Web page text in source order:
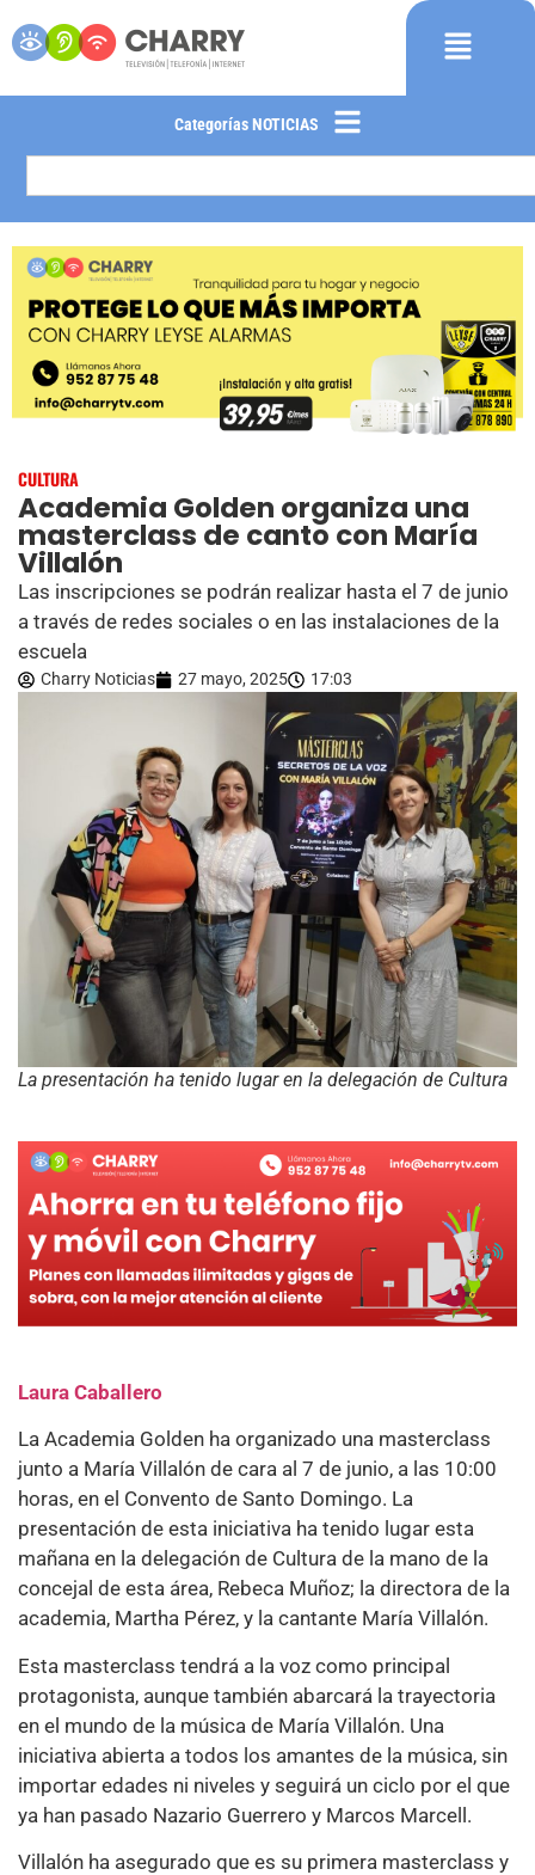
Categorías NOTICIAS
CULTURA
Academia Golden organiza una
masterclass de canto con María
Villalón
Las inscripciones se podrán realizar hasta el 7 de junio
a través de redes sociales o en las instalaciones de la
escuela
Charry Noticias 27 mayo, 2025 17:03
La presentación ha tenido lugar en la delegación de Cultura
Laura Caballero
La Academia Golden ha organizado una masterclass
junto a María Villalón de cara al 7 de junio, a las 10:00
horas, en el Convento de Santo Domingo. La
presentación de esta iniciativa ha tenido lugar esta
mañana en la delegación de Cultura de la mano de la
concejal de esta área, Rebeca Muñoz; la directora de la
academia, Martha Pérez, y la cantante María Villalón.
Esta masterclass tendrá a la voz como principal
protagonista, aunque también abarcará la trayectoria
en el mundo de la música de María Villalón. Una
iniciativa abierta a todos los amantes de la música, sin
importar edades ni niveles y seguirá un ciclo por el que
ya han pasado Nazario Guerrero y Marcos Marcell.
Villalón ha asegurado que es su primera masterclass y